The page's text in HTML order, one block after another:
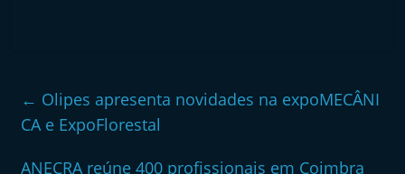
← Olipes apresenta novidades na expoMECÂNI
CA e ExpoFlorestal
ANECRA reúne 400 profissionais em Coimbra